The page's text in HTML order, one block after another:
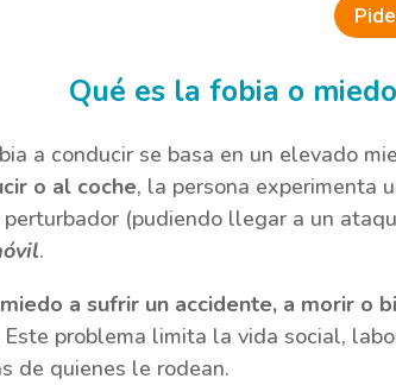
Qué es la fobia o
a conducir se basa en un elevado
o al coche, la persona experimenta
(pudiendo llegar a un
.
a sufrir un accidente, a morir o
problema limita la vida social,
de quienes le rodean.